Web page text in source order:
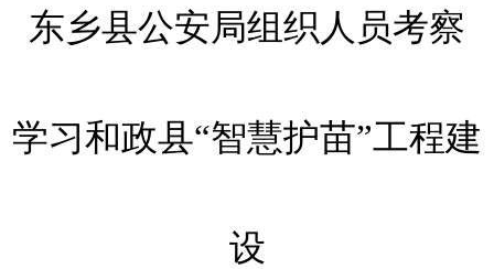
东乡县公安局组织人员考察
学习和政县“智慧护苗”工程建
设